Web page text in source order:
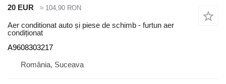
20 EUR ≈ 104,90 RON
Aer conditionat auto și piese de schimb - furtun aer
condiționat
A9608303217
România, Suceava